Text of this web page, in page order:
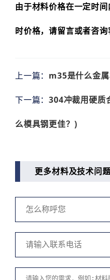
由于材料价格在一定时
时价格，请留言或者咨询
上一篇： m35是什么金属
下一篇：304冲裁用硬质
么模具钢更佳？)
更多材料及技术问